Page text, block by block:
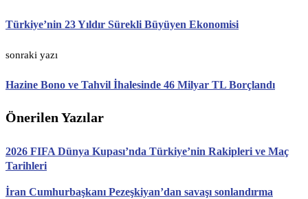
Türkiye’nin 23 Yıldır Sürekli Büyüyen Ekonomisi
sonraki yazı
Hazine Bono ve Tahvil İhalesinde 46 Milyar TL Borçlandı
Önerilen Yazılar
2026 FIFA Dünya Kupası’nda Türkiye’nin Rakipleri ve Maç
Tarihleri
İran Cumhurbaşkanı Pezeşkiyan’dan savaşı sonlandırma